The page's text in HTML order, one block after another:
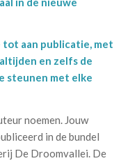
aan publicatie, met
en zelfs de
steunen met elke
noemen. Jouw
in de bundel
De Droomvallei. De